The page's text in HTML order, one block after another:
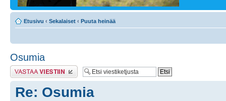
Etusivu ‹ Sekalaiset ‹ Puuta heinää
Osumia
Lähetä vastaus
Re: Osumia